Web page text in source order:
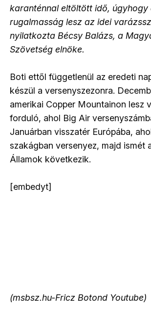
karanténnal eltöltött idő, úgyhogy
rugalmasság lesz az idei
nyilatkozta Bécsy Balázs, a
Szövetség elnöke.
Boti ettől függetlenül az eredeti
készül a versenyszezonra.
amerikai Copper Mountainon lesz
forduló, ahol Big Air
Januárban visszatér Európába,
szakágban versenyez, majd ismét
Államok következik.
[embedyt]
(msbsz.hu-Fricz Botond Youtube)